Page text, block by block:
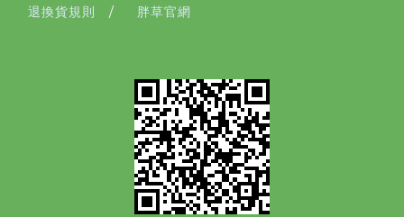
退換貨規則 / 胖草官網